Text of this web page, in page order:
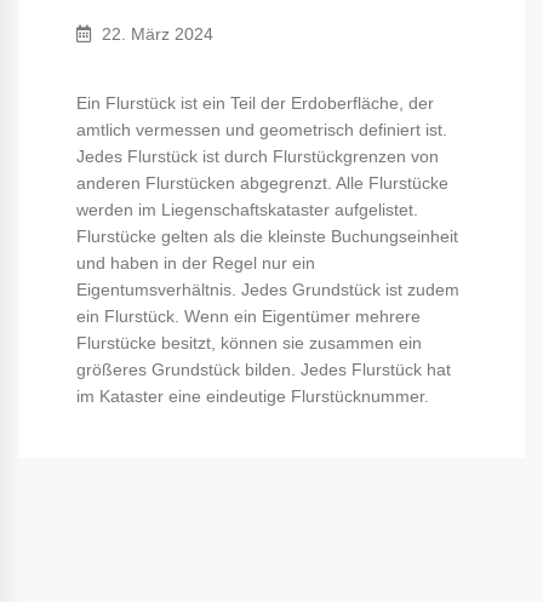
22. März 2024
Ein Flurstück ist ein Teil der Erdoberfläche, der
amtlich vermessen und geometrisch definiert ist.
Jedes Flurstück ist durch Flurstückgrenzen von
anderen Flurstücken abgegrenzt. Alle Flurstücke
werden im Liegenschaftskataster aufgelistet.
Flurstücke gelten als die kleinste Buchungseinheit
und haben in der Regel nur ein
Eigentumsverhältnis. Jedes Grundstück ist zudem
ein Flurstück. Wenn ein Eigentümer mehrere
Flurstücke besitzt, können sie zusammen ein
größeres Grundstück bilden. Jedes Flurstück hat
im Kataster eine eindeutige Flurstücknummer.